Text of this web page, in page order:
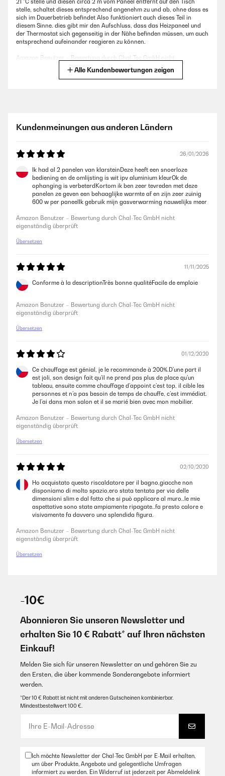
21 °C stelle und diesen circa 2 m vom Paneel entfernt auf den Tisch
stelle, schaltet dieses entsprechend angenehm zu und ab, ohne dass es
sich im Dauerbetrieb befindet Also funktioniert auch dieses Teil in
diesem Sinne. dies gibt mir den Aufschluss, dass das Heizpaneel und
der Thermostat sich gegenseitig in der Nähe befinden müssen, um auch
entsprechend aufeinander reagieren zu können.
Amazon Benutzer – Bewertung durch Chal-Tec GmbH nicht
eigenständig überprüft
Amazon Benutzer – Bewertung durch Chal-Tec GmbH nicht
Sehr gut Gerät mit einer schneller liefertermine und funktioniert ein
wunderbar.
Amazon Benutzer – Bewertung durch Chal-Tec GmbH nicht
kompliziert.
Amazon Benutzer – Bewertung durch Chal-Tec GmbH nicht
eigenständig überprüft
Bei einem Bad von 5m² absolut ausreichende Heizleistung.
Anlieferung 2 Tage, das soll erst einmal jemand anderes nachmachen!
Danke, ich bin zu frieden.
Amazon Benutzer – Bewertung durch Chal-Tec GmbH nicht
eigenständig überprüft
Alle Kundenbewertungen zeigen
Kundenmeinungen aus anderen Ländern
26/01/2026
Ik had al 2 panelen van klarsteinDeze heeft een snoerloze
bediening en de omlijsting is wit ipv aluminium kleurOk de
ophanging is verbeterdKortom ik ben zeer tevreden met deze
panelen ze geven een behaaglijke warmte af en zijn zeer zuinig
600 w per paneelIk gebruik mijn gasverwarming nauwelijks meer
Amazon Benutzer – Bewertung durch Chal-Tec GmbH nicht
eigenständig überprüft
Übersetzen
11/11/2025
Conforme à la descriptionTrès bonne qualitéFacile de emploie
Amazon Benutzer – Bewertung durch Chal-Tec GmbH nicht
eigenständig überprüft
Übersetzen
01/12/2020
Ce chauffage est génial, je le recommande à 200%.D’une part il
est joli, son design fait qu’il ne prend pas plus de place qu’un
tableau, ensuite comme chauffage d’appoint c’est top, il cible les
personnes et n’a pas besoin de temps de chauffe, c’est immédiat.
Je l’ai dans mon salon et il se marié bien avec mon mobilier.
Amazon Benutzer – Bewertung durch Chal-Tec GmbH nicht
eigenständig überprüft
Übersetzen
02/10/2020
Ho acquistato questo riscaldatore per il bagno,giacche non
disponiamo di molto spazio,ero stata tentata per via delle
dimensioni slim e dal fatto che si può applicare al muro..le mie
aspettative sono state ampiamente ripagate..fa presto calore e
visivamente fa davvero una splendida figura.
Amazon Benutzer – Bewertung durch Chal-Tec GmbH nicht
eigenständig überprüft
Übersetzen
-10€
Abonnieren Sie unseren Newsletter und
erhalten Sie 10 € Rabatt* auf Ihren nächsten
Einkauf!
Melden Sie sich für unseren Newsletter an und gehören Sie zu
den Ersten, die über kommende Sonderangebote informiert
werden.
*Der 10 € Rabatt ist nicht mit anderen Gutscheinen kombinierbar.
Mindestbestellwert 100 €.
Ich möchte Newsletter der Chal-Tec GmbH per E-Mail erhalten,
um über Produkte, Angebote und gelegentliche Umfragen
informiert zu werden. Ein Widerruf ist jederzeit per Abmeldelink